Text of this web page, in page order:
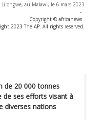
Lilongwe, au Malawi, le 6 mars 2023
-
Copyright © africanews
2023 The AP. All rights reserved.
de 20 000 tonnes
de ses efforts visant à
diverses nations